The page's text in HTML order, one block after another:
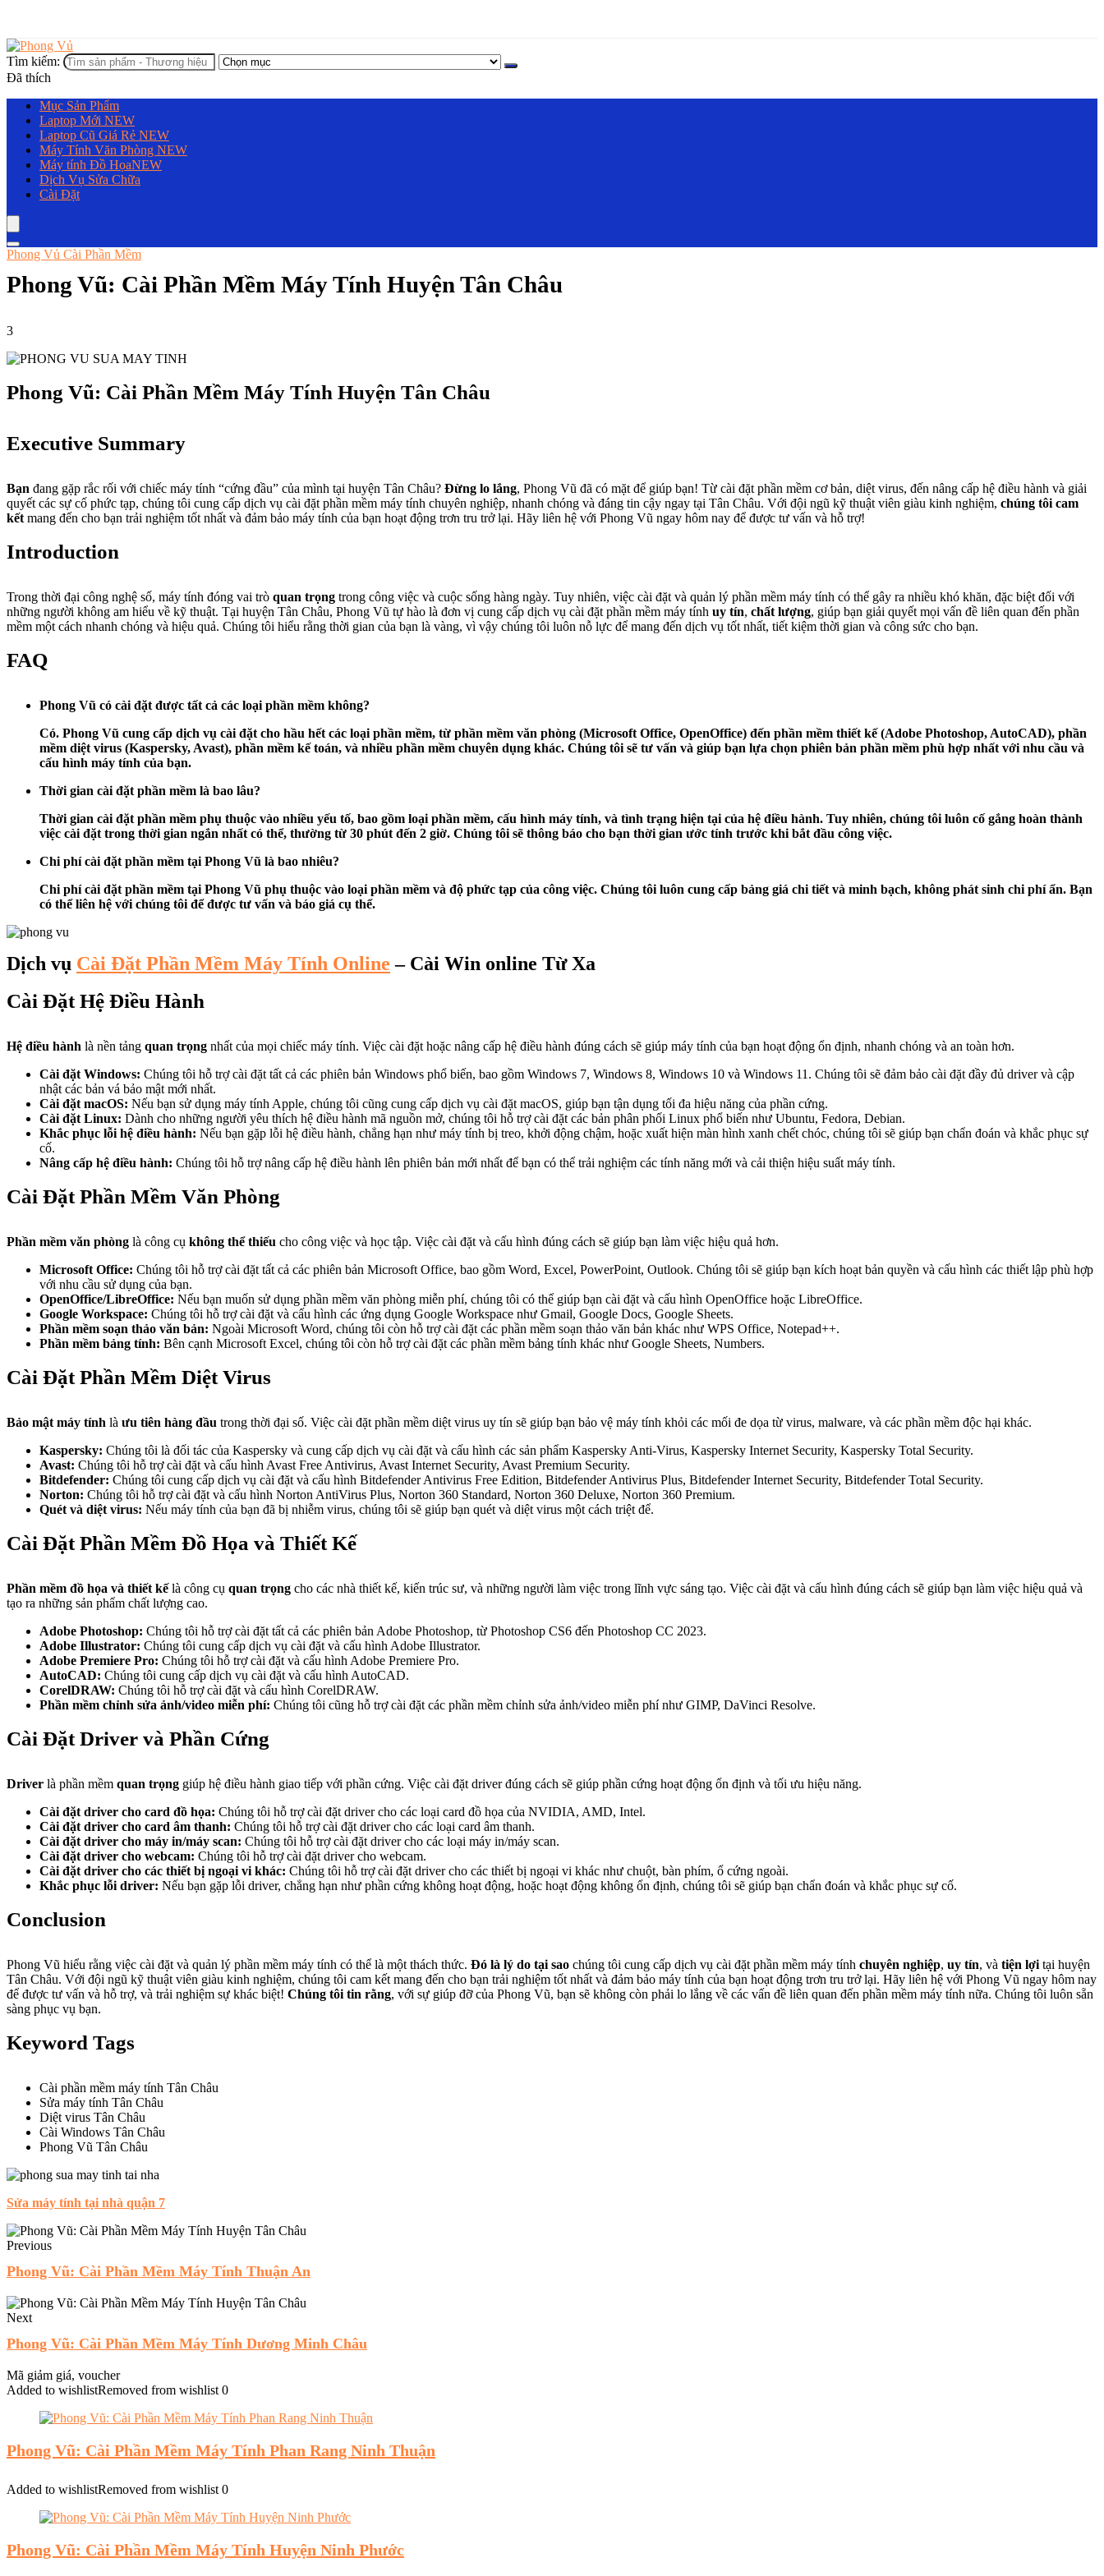
Tìm kiếm:
Đã thích
Mục Sản Phẩm
Laptop Mới NEW
Laptop Cũ Giá Rẻ NEW
Máy Tính Văn Phòng NEW
Máy tính Đồ HọaNEW
Dịch Vụ Sửa Chữa
Cài Đặt
Phong Vủ Cài Phần Mềm
Phong Vũ: Cài Phần Mềm Máy Tính Huyện Tân Châu
3
Phong Vũ: Cài Phần Mềm Máy Tính Huyện Tân Châu
Executive Summary
Bạn đang gặp rắc rối với chiếc máy tính “cứng đầu” của mình tại huyện Tân Châu? Đừng lo lắng, Phong Vũ đã có mặt để giúp bạn! Từ cài đặt phần mềm cơ bản, diệt virus, đến nâng cấp hệ điều hành và giải
quyết các sự cố phức tạp, chúng tôi cung cấp dịch vụ cài đặt phần mềm máy tính chuyên nghiệp, nhanh chóng và đáng tin cậy ngay tại Tân Châu. Với đội ngũ kỹ thuật viên giàu kinh nghiệm, chúng tôi cam
kết mang đến cho bạn trải nghiệm tốt nhất và đảm bảo máy tính của bạn hoạt động trơn tru trở lại. Hãy liên hệ với Phong Vũ ngay hôm nay để được tư vấn và hỗ trợ!
Introduction
Trong thời đại công nghệ số, máy tính đóng vai trò quan trọng trong công việc và cuộc sống hàng ngày. Tuy nhiên, việc cài đặt và quản lý phần mềm máy tính có thể gây ra nhiều khó khăn, đặc biệt đối với
những người không am hiểu về kỹ thuật. Tại huyện Tân Châu, Phong Vũ tự hào là đơn vị cung cấp dịch vụ cài đặt phần mềm máy tính uy tín, chất lượng, giúp bạn giải quyết mọi vấn đề liên quan đến phần
mềm một cách nhanh chóng và hiệu quả. Chúng tôi hiểu rằng thời gian của bạn là vàng, vì vậy chúng tôi luôn nỗ lực để mang đến dịch vụ tốt nhất, tiết kiệm thời gian và công sức cho bạn.
FAQ
Phong Vũ có cài đặt được tất cả các loại phần mềm không?
Có. Phong Vũ cung cấp dịch vụ cài đặt cho hầu hết các loại phần mềm, từ phần mềm văn phòng (Microsoft Office, OpenOffice) đến phần mềm thiết kế (Adobe Photoshop, AutoCAD), phần
mềm diệt virus (Kaspersky, Avast), phần mềm kế toán, và nhiều phần mềm chuyên dụng khác. Chúng tôi sẽ tư vấn và giúp bạn lựa chọn phiên bản phần mềm phù hợp nhất với nhu cầu và
cấu hình máy tính của bạn.
Thời gian cài đặt phần mềm là bao lâu?
Thời gian cài đặt phần mềm phụ thuộc vào nhiều yếu tố, bao gồm loại phần mềm, cấu hình máy tính, và tình trạng hiện tại của hệ điều hành. Tuy nhiên, chúng tôi luôn cố gắng hoàn thành
việc cài đặt trong thời gian ngắn nhất có thể, thường từ 30 phút đến 2 giờ. Chúng tôi sẽ thông báo cho bạn thời gian ước tính trước khi bắt đầu công việc.
Chi phí cài đặt phần mềm tại Phong Vũ là bao nhiêu?
Chi phí cài đặt phần mềm tại Phong Vũ phụ thuộc vào loại phần mềm và độ phức tạp của công việc. Chúng tôi luôn cung cấp bảng giá chi tiết và minh bạch, không phát sinh chi phí ẩn. Bạn
có thể liên hệ với chúng tôi để được tư vấn và báo giá cụ thể.
Dịch vụ Cài Đặt Phần Mềm Máy Tính Online – Cài Win online Từ Xa
Cài Đặt Hệ Điều Hành
Hệ điều hành là nền tảng quan trọng nhất của mọi chiếc máy tính. Việc cài đặt hoặc nâng cấp hệ điều hành đúng cách sẽ giúp máy tính của bạn hoạt động ổn định, nhanh chóng và an toàn hơn.
Cài đặt Windows: Chúng tôi hỗ trợ cài đặt tất cả các phiên bản Windows phổ biến, bao gồm Windows 7, Windows 8, Windows 10 và Windows 11. Chúng tôi sẽ đảm bảo cài đặt đầy đủ driver và cập
nhật các bản vá bảo mật mới nhất.
Cài đặt macOS: Nếu bạn sử dụng máy tính Apple, chúng tôi cũng cung cấp dịch vụ cài đặt macOS, giúp bạn tận dụng tối đa hiệu năng của phần cứng.
Cài đặt Linux: Dành cho những người yêu thích hệ điều hành mã nguồn mở, chúng tôi hỗ trợ cài đặt các bản phân phối Linux phổ biến như Ubuntu, Fedora, Debian.
Khắc phục lỗi hệ điều hành: Nếu bạn gặp lỗi hệ điều hành, chẳng hạn như máy tính bị treo, khởi động chậm, hoặc xuất hiện màn hình xanh chết chóc, chúng tôi sẽ giúp bạn chẩn đoán và khắc phục sự
cố.
Nâng cấp hệ điều hành: Chúng tôi hỗ trợ nâng cấp hệ điều hành lên phiên bản mới nhất để bạn có thể trải nghiệm các tính năng mới và cải thiện hiệu suất máy tính.
Cài Đặt Phần Mềm Văn Phòng
Phần mềm văn phòng là công cụ không thể thiếu cho công việc và học tập. Việc cài đặt và cấu hình đúng cách sẽ giúp bạn làm việc hiệu quả hơn.
Microsoft Office: Chúng tôi hỗ trợ cài đặt tất cả các phiên bản Microsoft Office, bao gồm Word, Excel, PowerPoint, Outlook. Chúng tôi sẽ giúp bạn kích hoạt bản quyền và cấu hình các thiết lập phù hợp
với nhu cầu sử dụng của bạn.
OpenOffice/LibreOffice: Nếu bạn muốn sử dụng phần mềm văn phòng miễn phí, chúng tôi có thể giúp bạn cài đặt và cấu hình OpenOffice hoặc LibreOffice.
Google Workspace: Chúng tôi hỗ trợ cài đặt và cấu hình các ứng dụng Google Workspace như Gmail, Google Docs, Google Sheets.
Phần mềm soạn thảo văn bản: Ngoài Microsoft Word, chúng tôi còn hỗ trợ cài đặt các phần mềm soạn thảo văn bản khác như WPS Office, Notepad++.
Phần mềm bảng tính: Bên cạnh Microsoft Excel, chúng tôi còn hỗ trợ cài đặt các phần mềm bảng tính khác như Google Sheets, Numbers.
Cài Đặt Phần Mềm Diệt Virus
Bảo mật máy tính là ưu tiên hàng đầu trong thời đại số. Việc cài đặt phần mềm diệt virus uy tín sẽ giúp bạn bảo vệ máy tính khỏi các mối đe dọa từ virus, malware, và các phần mềm độc hại khác.
Kaspersky: Chúng tôi là đối tác của Kaspersky và cung cấp dịch vụ cài đặt và cấu hình các sản phẩm Kaspersky Anti-Virus, Kaspersky Internet Security, Kaspersky Total Security.
Avast: Chúng tôi hỗ trợ cài đặt và cấu hình Avast Free Antivirus, Avast Internet Security, Avast Premium Security.
Bitdefender: Chúng tôi cung cấp dịch vụ cài đặt và cấu hình Bitdefender Antivirus Free Edition, Bitdefender Antivirus Plus, Bitdefender Internet Security, Bitdefender Total Security.
Norton: Chúng tôi hỗ trợ cài đặt và cấu hình Norton AntiVirus Plus, Norton 360 Standard, Norton 360 Deluxe, Norton 360 Premium.
Quét và diệt virus: Nếu máy tính của bạn đã bị nhiễm virus, chúng tôi sẽ giúp bạn quét và diệt virus một cách triệt để.
Cài Đặt Phần Mềm Đồ Họa và Thiết Kế
Phần mềm đồ họa và thiết kếlà công cụ quan trọng cho các nhà thiết kế, kiến trúc sư, và những người làm việc trong lĩnh vực sáng tạo. Việc cài đặt và cấu hình đúng cách sẽ giúp bạn làm việc hiệu quả và
tạo ra những sản phẩm chất lượng cao.
Adobe Photoshop: Chúng tôi hỗ trợ cài đặt tất cả các phiên bản Adobe Photoshop, từ Photoshop CS6 đến Photoshop CC 2023.
Adobe Illustrator: Chúng tôi cung cấp dịch vụ cài đặt và cấu hình Adobe Illustrator.
Adobe Premiere Pro: Chúng tôi hỗ trợ cài đặt và cấu hình Adobe Premiere Pro.
AutoCAD: Chúng tôi cung cấp dịch vụ cài đặt và cấu hình AutoCAD.
CorelDRAW: Chúng tôi hỗ trợ cài đặt và cấu hình CorelDRAW.
Phần mềm chỉnh sửa ảnh/video miễn phí: Chúng tôi cũng hỗ trợ cài đặt các phần mềm chỉnh sửa ảnh/video miễn phí như GIMP, DaVinci Resolve.
Cài Đặt Driver và Phần Cứng
Driver là phần mềm quan trọng giúp hệ điều hành giao tiếp với phần cứng. Việc cài đặt driver đúng cách sẽ giúp phần cứng hoạt động ổn định và tối ưu hiệu năng.
Cài đặt driver cho card đồ họa: Chúng tôi hỗ trợ cài đặt driver cho các loại card đồ họa của NVIDIA, AMD, Intel.
Cài đặt driver cho card âm thanh: Chúng tôi hỗ trợ cài đặt driver cho các loại card âm thanh.
Cài đặt driver cho máy in/máy scan: Chúng tôi hỗ trợ cài đặt driver cho các loại máy in/máy scan.
Cài đặt driver cho webcam: Chúng tôi hỗ trợ cài đặt driver cho webcam.
Cài đặt driver cho các thiết bị ngoại vi khác: Chúng tôi hỗ trợ cài đặt driver cho các thiết bị ngoại vi khác như chuột, bàn phím, ổ cứng ngoài.
Khắc phục lỗi driver: Nếu bạn gặp lỗi driver, chẳng hạn như phần cứng không hoạt động, hoặc hoạt động không ổn định, chúng tôi sẽ giúp bạn chẩn đoán và khắc phục sự cố.
Conclusion
Phong Vũ hiểu rằng việc cài đặt và quản lý phần mềm máy tính có thể là một thách thức. Đó là lý do tại sao chúng tôi cung cấp dịch vụ cài đặt phần mềm máy tính chuyên nghiệp, uy tín, và tiện lợi tại huyện
Tân Châu. Với đội ngũ kỹ thuật viên giàu kinh nghiệm, chúng tôi cam kết mang đến cho bạn trải nghiệm tốt nhất và đảm bảo máy tính của bạn hoạt động trơn tru trở lại. Hãy liên hệ với Phong Vũ ngay hôm nay
để được tư vấn và hỗ trợ, và trải nghiệm sự khác biệt! Chúng tôi tin rằng, với sự giúp đỡ của Phong Vũ, bạn sẽ không còn phải lo lắng về các vấn đề liên quan đến phần mềm máy tính nữa. Chúng tôi luôn sẵn
sàng phục vụ bạn.
Keyword Tags
Cài phần mềm máy tính Tân Châu
Sửa máy tính Tân Châu
Diệt virus Tân Châu
Cài Windows Tân Châu
Phong Vũ Tân Châu
Sửa máy tính tại nhà quận 7
Previous
Phong Vũ: Cài Phần Mềm Máy Tính Thuận An
Next
Phong Vũ: Cài Phần Mềm Máy Tính Dương Minh Châu
Mã giảm giá, voucher
Added to wishlistRemoved from wishlist 0
Phong Vũ: Cài Phần Mềm Máy Tính Phan Rang Ninh Thuận
Added to wishlistRemoved from wishlist 0
Phong Vũ: Cài Phần Mềm Máy Tính Huyện Ninh Phước